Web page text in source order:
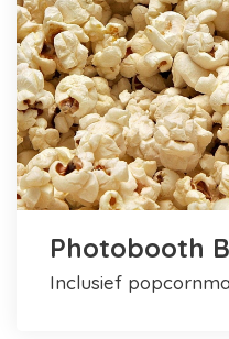
Photobooth
inclusief